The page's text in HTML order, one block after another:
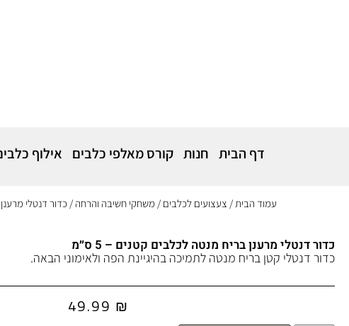
דף הבית חנות קורס מאלפי כלבים אילוף
עמוד הבית / צעצועים לכלבים / משחקי חשיבה והרחה / כדור דנטלי מרענן
כדור דנטלי מרענן בריח מנטה לכלבים קטנים – 5 ס״מ
כדור דנטלי קטן בריח מנטה לתמיכה בהיגיינת הפה ולאימוני הבאה.
49.99 ₪